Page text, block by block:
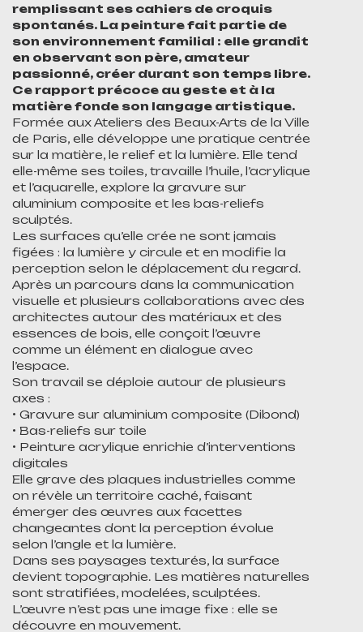
remplissant ses cahiers de croquis
spontanés. La peinture fait partie de
son environnement familial : elle grandit
en observant son père, amateur
passionné, créer durant son temps libre.
Ce rapport précoce au geste et à la
matière fonde son langage artistique.
Formée aux Ateliers des Beaux-Arts de la Ville
de Paris, elle développe une pratique centrée
sur la matière, le relief et la lumière. Elle tend
elle-même ses toiles, travaille l’huile, l’acrylique
et l’aquarelle, explore la gravure sur
aluminium composite et les bas-reliefs
sculptés.
Les surfaces qu’elle crée ne sont jamais
figées : la lumière y circule et en modifie la
perception selon le déplacement du regard.
Après un parcours dans la communication
visuelle et plusieurs collaborations avec des
architectes autour des matériaux et des
essences de bois, elle conçoit l’œuvre
comme un élément en dialogue avec
l’espace.
Son travail se déploie autour de plusieurs
axes :
• Gravure sur aluminium composite (Dibond)
• Bas-reliefs sur toile
• Peinture acrylique enrichie d’interventions
digitales
Elle grave des plaques industrielles comme
on révèle un territoire caché, faisant
émerger des œuvres aux facettes
changeantes dont la perception évolue
selon l’angle et la lumière.
Dans ses paysages texturés, la surface
devient topographie. Les matières naturelles
sont stratifiées, modelées, sculptées.
L’œuvre n’est pas une image fixe : elle se
découvre en mouvement.